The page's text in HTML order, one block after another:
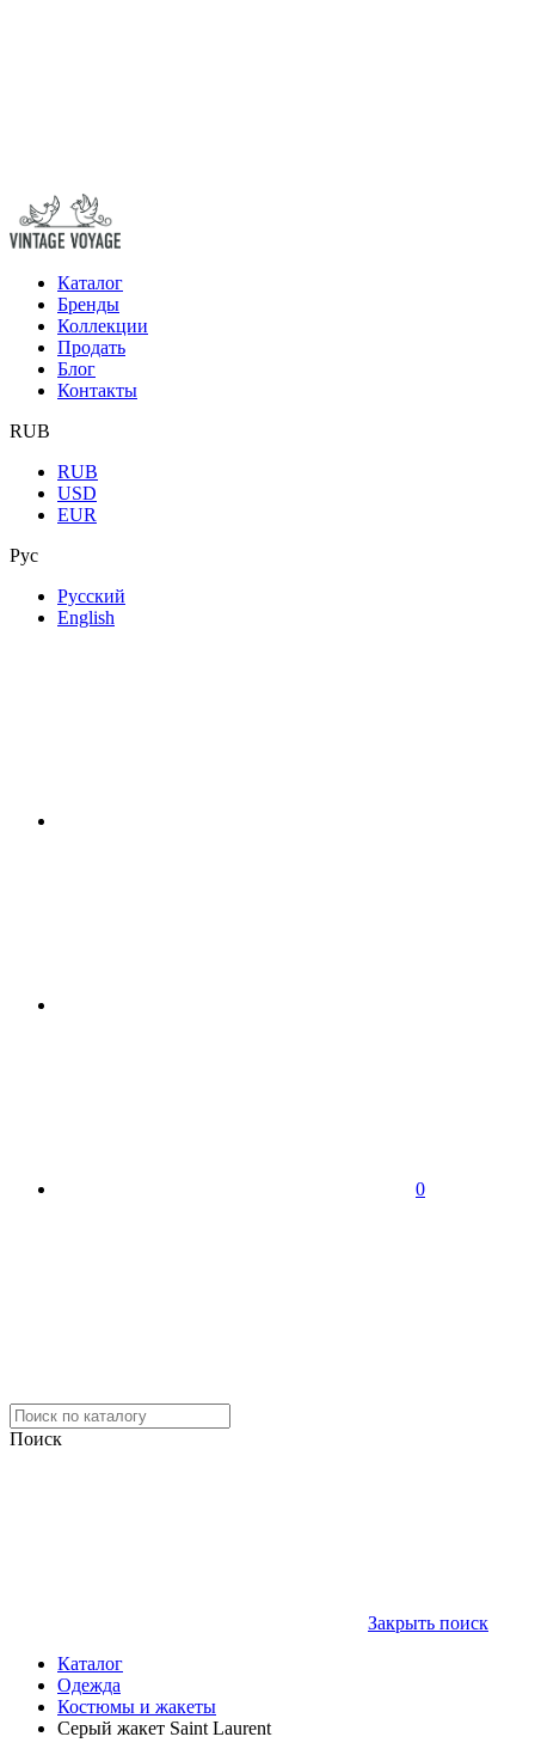
Каталог
Бренды
Коллекции
Продать
Блог
Контакты
RUB
RUB
USD
EUR
Рус
Русский
English
0
Поиск
Закрыть поиск
Каталог
Одежда
Костюмы и жакеты
Серый жакет Saint Laurent